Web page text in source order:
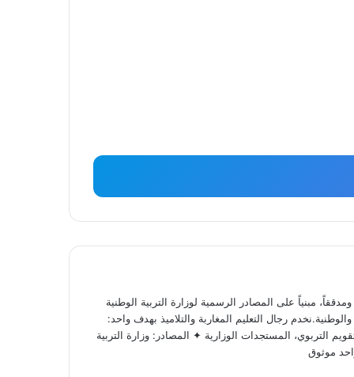
مبنياً على المصادر الرسمية لوزارة التربية الوطنية
رجال التعليم المغاربة والتلاميذ بهدف واحد:
التربوي، المستجدات الوزارية ✦ المصادر: وزارة التربية
موثوق